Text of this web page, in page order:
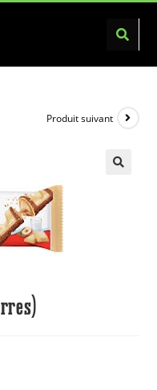
Produit suivant